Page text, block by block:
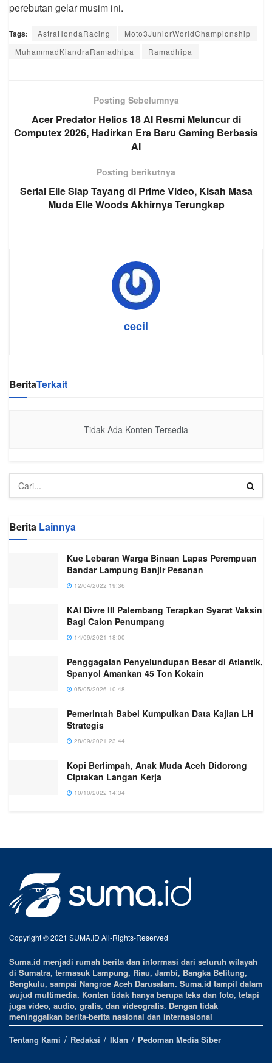
perebutan gelar musim ini.
Tags: AstraHondaRacing
Moto3JuniorWorldChampionship
MuhammadKiandraRamadhipa
Ramadhipa
Posting Sebelumnya
Acer Predator Helios 18 AI Resmi Meluncur di
Computex 2026, Hadirkan Era Baru Gaming Berbasis
AI
Posting berikutnya
Serial Elle Siap Tayang di Prime Video, Kisah Masa
Muda Elle Woods Akhirnya Terungkap
cecil
BeritaTerkait
Tidak Ada Konten Tersedia
Berita Lainnya
Kue Lebaran Warga Binaan Lapas Perempuan
Bandar Lampung Banjir Pesanan
12/04/2022 19:36
KAI Divre III Palembang Terapkan Syarat Vaksin
Bagi Calon Penumpang
14/09/2021 18:00
Penggagalan Penyelundupan Besar di Atlantik,
Spanyol Amankan 45 Ton Kokain
05/05/2026 10:48
Pemerintah Babel Kumpulkan Data Kajian LH
Strategis
28/09/2021 23:44
Kopi Berlimpah, Anak Muda Aceh Didorong
Ciptakan Langan Kerja
10/10/2022 14:34
Copyright © 2021 SUMA.ID All-Rights-Reserved
Suma.id menjadi rumah berita dan informasi dari seluruh wilayah
di Sumatra, termasuk Lampung, Riau, Jambi, Bangka Belitung,
Bengkulu, sampai Nangroe Aceh Darusalam. Suma.id tampil dalam
wujud multimedia. Konten tidak hanya berupa teks dan foto, tetapi
juga video, audio, grafis, dan videografis. Dengan tidak
meninggalkan berita-berita nasional dan internasional
Tentang Kami
Redaksi Iklan Pedoman Media Siber